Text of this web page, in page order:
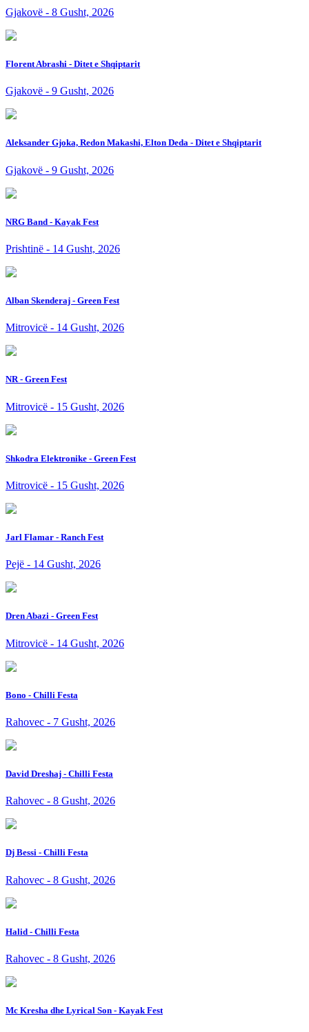
Gjakovë - 8 Gusht, 2026
Florent Abrashi - Ditet e Shqiptarit
Gjakovë - 9 Gusht, 2026
Aleksander Gjoka, Redon Makashi, Elton Deda - Ditet e Shqiptarit
Gjakovë - 9 Gusht, 2026
NRG Band - Kayak Fest
Prishtinë - 14 Gusht, 2026
Alban Skenderaj - Green Fest
Mitrovicë - 14 Gusht, 2026
NR - Green Fest
Mitrovicë - 15 Gusht, 2026
Shkodra Elektronike - Green Fest
Mitrovicë - 15 Gusht, 2026
Jarl Flamar - Ranch Fest
Pejë - 14 Gusht, 2026
Dren Abazi - Green Fest
Mitrovicë - 14 Gusht, 2026
Bono - Chilli Festa
Rahovec - 7 Gusht, 2026
David Dreshaj - Chilli Festa
Rahovec - 8 Gusht, 2026
Dj Bessi - Chilli Festa
Rahovec - 8 Gusht, 2026
Halid - Chilli Festa
Rahovec - 8 Gusht, 2026
Mc Kresha dhe Lyrical Son - Kayak Fest